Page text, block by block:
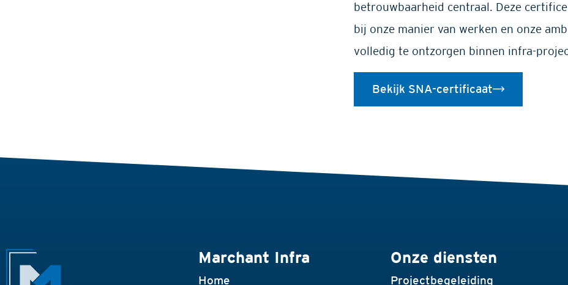
betrouwbaarheid centraal. Deze
bij onze manier van werken en onze
volledig te ontzorgen binnen infra-
Bekijk SNA-certificaat
Marchant Infra
Home
Onze diensten
Projectbegeleiding